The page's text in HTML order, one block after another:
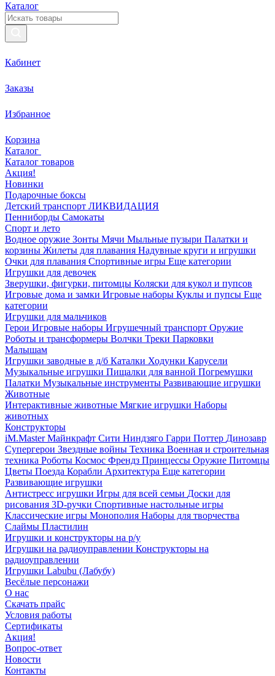
Каталог
Кабинет
Заказы
Избранное
Корзина
Каталог
Каталог товаров
Акция!
Новинки
Подарочные боксы
Детский транспорт ЛИКВИДАЦИЯ
Пенниборды Самокаты
Спорт и лето
Водное оружие Зонты Мячи Мыльные пузыри Палатки и
корзины Жилеты для плавания Надувные круги и игрушки
Очки для плавания Спортивные игры Еще категории
Игрушки для девочек
Зверушки, фигурки, питомцы Коляски для кукол и пупсов
Игровые дома и замки Игровые наборы Куклы и пупсы Еще
категории
Игрушки для мальчиков
Герои Игровые наборы Игрушечный транспорт Оружие
Роботы и трансформеры Волчки Треки Парковки
Малышам
Игрушки заводные в д/б Каталки Ходунки Карусели
Музыкальные игрушки Пищалки для ванной Погремушки
Палатки Музыкальные инструменты Развивающие игрушки
Животные
Интерактивные животные Мягкие игрушки Наборы
животных
Конструкторы
iM.Master Майнкрафт Сити Ниндзяго Гарри Поттер Динозавр
Супергерои Звездные войны Техника Военная и строительная
техника Роботы Космос Френдз Принцессы Оружие Питомцы
Цветы Поезда Корабли Архитектура Еще категории
Развивающие игрушки
Антистресс игрушки Игры для всей семьи Доски для
рисования 3D-ручки Спортивные настольные игры
Классические игры Монополия Наборы для творчества
Слаймы Пластилин
Игрушки и конструкторы на р/у
Игрушки на радиоуправлении Конструкторы на
радиоуправлении
Игрушки Labubu (Лабубу)
Весёлые персонажи
О нас
Скачать прайс
Условия работы
Сертификаты
Акция!
Вопрос-ответ
Новости
Контакты